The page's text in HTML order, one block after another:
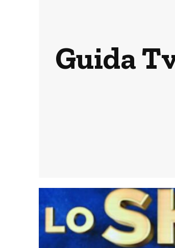
Guida